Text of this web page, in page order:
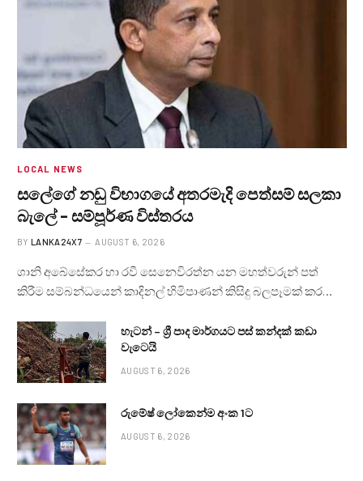
LOCAL NEWS
සලේගේ නඩු විභාගයේ අතරමැදි පෙත්සම් සලකා
බැලේ – සම්පූර්ණ විස්තරය
BY LANKA24X7 AUGUST 6, 2026
ශානි අබේසේකර හා රවී සෙනෙවිරත්න යන මහත්වරුන් පත්
කිරීම සම්බන්ධයෙන් කාදිනල් හිමිපාණන් කිසිදු බලපෑමක් කර…
හැටන් – ශ්‍රී පාද මාර්ගයට පස් කන්දක් කඩා
වැටෙයි
AUGUST 6, 2026
රුමේෂ් ලෝකෙන්ම අංක 1ට
AUGUST 6, 2026